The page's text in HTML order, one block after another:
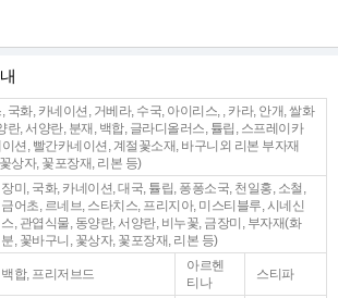
국화, 카네이션, 거베라, 수국, 아이리스, , 카라, 안개, 쌀화
란, 서양란, 분재, 백합, 글라디올러스, 튤립, 스프레이카
션, 빨간카네이션, 계절꽃소재, 바구니외 리본 부자재
상자, 꽃포장재, 리본 등)
장미, 국화, 카네이션, 대국, 튤립, 퐁퐁소국, 천일홍, 소철,
금어초, 르네브, 스타치스, 프리지아, 미스티블루, 시네신
스, 관엽식물, 동양란, 서양란, 비누꽃, 금장미, 부자재(화
분, 꽃바구니, 꽃상자, 꽃포장재, 리본 등)
백합, 프리저브드
아르헨
티나
스티파